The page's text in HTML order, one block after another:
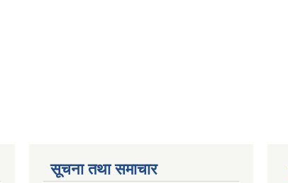
सूचना तथा समाचार